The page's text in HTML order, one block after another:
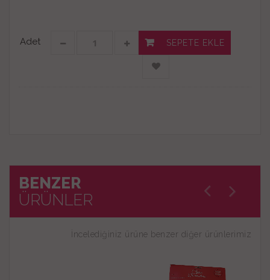
Adet SEPETE EKLE
BENZER
ÜRÜNLER
İncelediğiniz ürüne benzer diğer ürünlerimiz